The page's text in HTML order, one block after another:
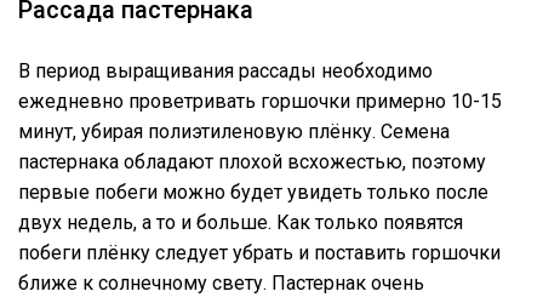
Рассада пастернака
В период выращивания рассады необходимо
ежедневно проветривать горшочки примерно 10-15
минут, убирая полиэтиленовую плёнку. Семена
пастернака обладают плохой всхожестью, поэтому
первые побеги можно будет увидеть только после
двух недель, а то и больше. Как только появятся
побеги плёнку следует убрать и поставить горшочки
ближе к солнечному свету. Пастернак очень